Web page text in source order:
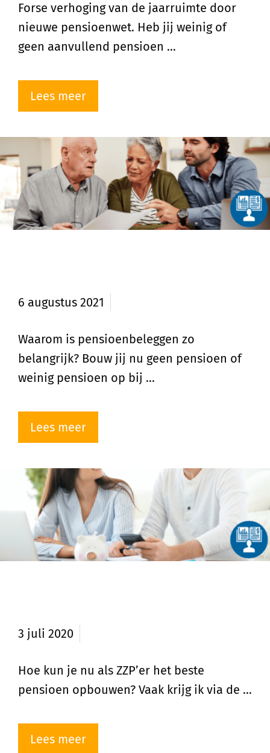
Forse verhoging van de jaarruimte door
nieuwe pensioenwet. Heb jij weinig of
geen aanvullend pensioen …
Lees meer
6 augustus 2021
Waarom is pensioenbeleggen zo
belangrijk? Bouw jij nu geen pensioen of
weinig pensioen op bij …
Lees meer
3 juli 2020
Hoe kun je nu als ZZP’er het beste
pensioen opbouwen? Vaak krijg ik via de …
Lees meer